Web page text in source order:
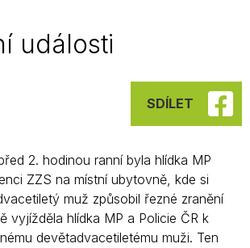
události
SDÍLET
2. hodinou ranní byla hlídka MP
ZZS na místní ubytovně, kde si
muž způsobil řezné zranění
vyjížděla hlídka MP a Policie ČR k
devětadvacetiletému muži. Ten